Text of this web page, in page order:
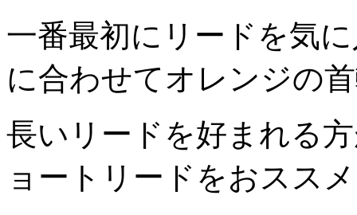
一番最初にリードを気
に合わせてオレンジの
長いリードを好まれる
ョートリードをおスス